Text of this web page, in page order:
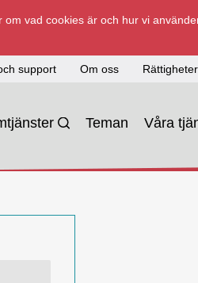
vad cookies är och hur vi
support Om oss Rättigheter
Teman Våra